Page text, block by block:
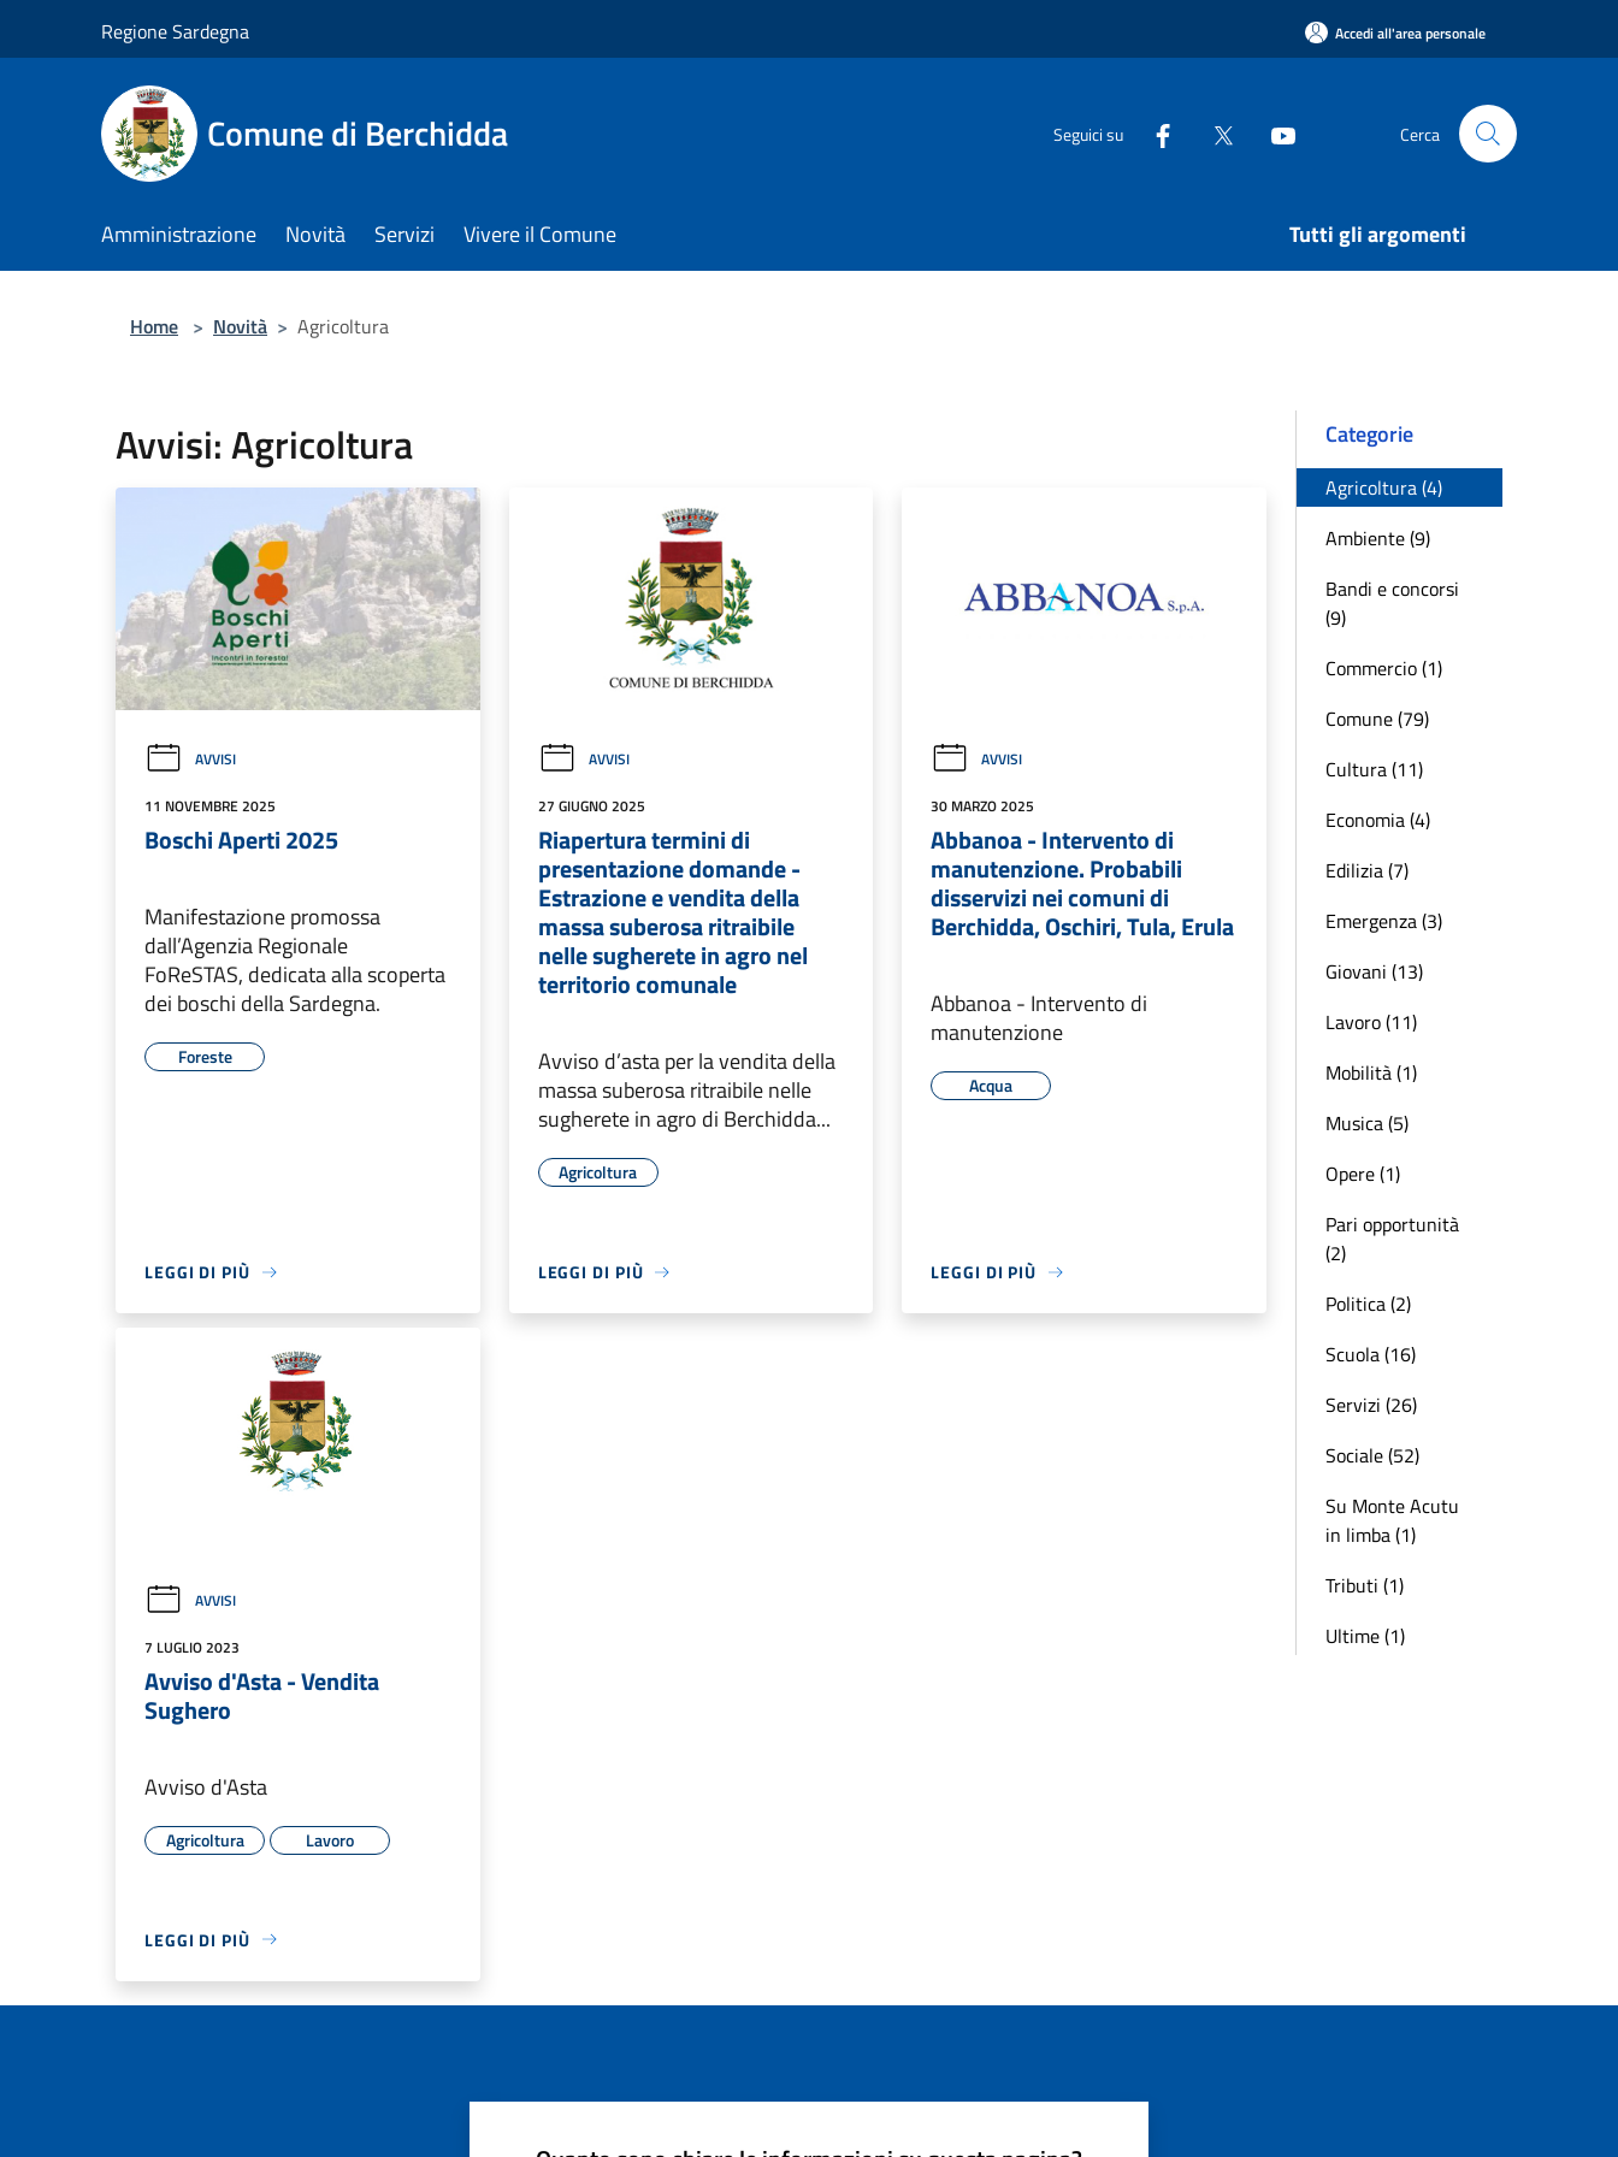
Regione Sardegna Accedi all'area personale
Comune di Berchidda Seguici su Cerca
Amministrazione Novità Servizi Vivere il Comune Tutti gli argomenti
Home > Novità > Agricoltura
Avvisi: Agricoltura
AVVISI
11 NOVEMBRE 2025
Boschi Aperti 2025
Manifestazione promossa
dall’Agenzia Regionale
FoReSTAS, dedicata alla scoperta
dei boschi della Sardegna.
Foreste
LEGGI DI PIÙ
AVVISI
27 GIUGNO 2025
Riapertura termini di
presentazione domande -
Estrazione e vendita della
massa suberosa ritraibile
nelle sugherete in agro nel
territorio comunale
Avviso d’asta per la vendita della
massa suberosa ritraibile nelle
sugherete in agro di Berchidda...
Agricoltura
LEGGI DI PIÙ
AVVISI
30 MARZO 2025
Abbanoa - Intervento di
manutenzione. Probabili
disservizi nei comuni di
Berchidda, Oschiri, Tula, Erula
Abbanoa - Intervento di
manutenzione
Acqua
LEGGI DI PIÙ
AVVISI
7 LUGLIO 2023
Avviso d'Asta - Vendita
Sughero
Avviso d'Asta
Agricoltura Lavoro
LEGGI DI PIÙ
Categorie
Agricoltura (4)
Ambiente (9)
Bandi e concorsi
(9)
Commercio (1)
Comune (79)
Cultura (11)
Economia (4)
Edilizia (7)
Emergenza (3)
Giovani (13)
Lavoro (11)
Mobilità (1)
Musica (5)
Opere (1)
Pari opportunità
(2)
Politica (2)
Scuola (16)
Servizi (26)
Sociale (52)
Su Monte Acutu
in limba (1)
Tributi (1)
Ultime (1)